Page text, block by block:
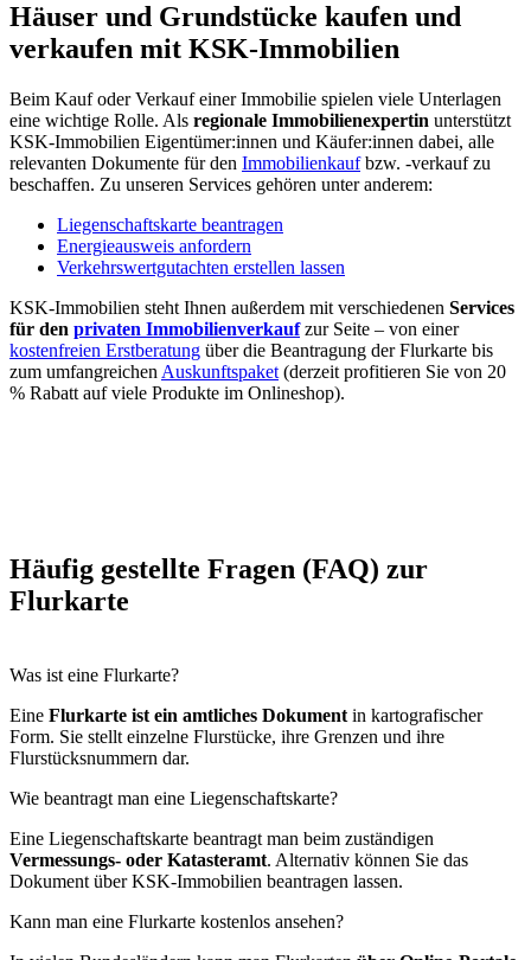
Häuser und Grundstücke kaufen und
verkaufen mit KSK-Immobilien
Beim Kauf oder Verkauf einer Immobilie spielen viele Unterlagen
eine wichtige Rolle. Als regionale Immobilienexpertin unterstützt
KSK-Immobilien Eigentümer:innen und Käufer:innen dabei, alle
relevanten Dokumente für den Immobilienkaufbzw. -verkauf zu
beschaffen. Zu unseren Services gehören unter anderem:
Liegenschaftskarte beantragen
Energieausweis anfordern
Verkehrswertgutachten erstellen lassen
KSK-Immobilien steht Ihnen außerdem mit verschiedenen Services
für den privaten Immobilienverkaufzur Seite – von einer
kostenfreien Erstberatung über die Beantragung der Flurkarte bis
zum umfangreichen Auskunftspaket (derzeit profitieren Sie von 20
% Rabatt auf viele Produkte im Onlineshop).
Häufig gestellte Fragen (FAQ) zur
Flurkarte
Was ist eine Flurkarte?
Eine Flurkarte ist ein amtliches Dokument in kartografischer
Form. Sie stellt einzelne Flurstücke, ihre Grenzen und ihre
Flurstücksnummern dar.
Wie beantragt man eine Liegenschaftskarte?
Eine Liegenschaftskarte beantragt man beim zuständigen
Vermessungs- oder Katasteramt. Alternativ können Sie das
Dokument über KSK-Immobilien beantragen lassen.
Kann man eine Flurkarte kostenlos ansehen?